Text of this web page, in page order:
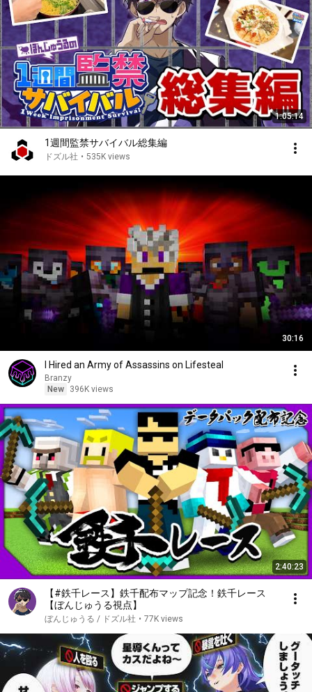
1:05:14
1週間監禁サバイバル総集編
ドズル社 • 535K views
30:16
I Hired an Army of Assassins on Lifesteal
Branzy
New
396K views
2:40:23
【#鉄千レース】鉄千配布マップ記念！鉄千レース
【ぼんじゅうる視点】
ぼんじゅうる / ドズル社 • 77K views